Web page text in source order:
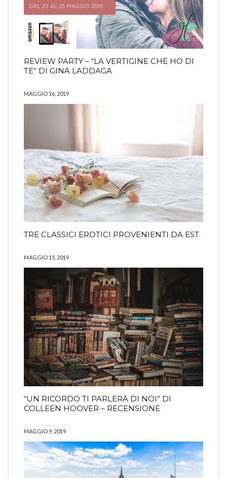
REVIEW PARTY – “LA VERTIGINE CHE HO DI
TE” DI GINA LADDAGA
MAGGIO 16, 2019
TRE CLASSICI EROTICI PROVENIENTI DA EST
MAGGIO 15, 2019
“UN RICORDO TI PARLERÀ DI NOI” DI
COLLEEN HOOVER – RECENSIONE
MAGGIO 9, 2019